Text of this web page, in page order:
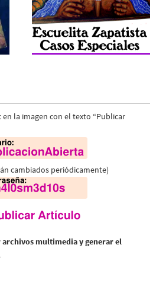
en la imagen con el texto “Publicar
cambiados periódicamente)
multimedia y generar el